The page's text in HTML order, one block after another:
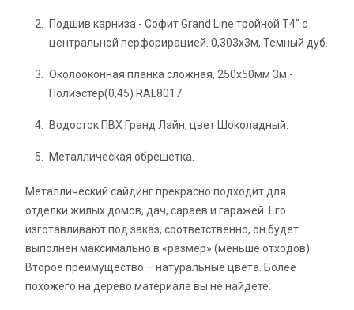
Подшив карниза - Софит Grand Line тройной Т4" с
центральной перфорирацией. 0,303х3м, Темный дуб.
Околооконная планка сложная, 250х50мм 3м -
Полиэстер(0,45) RAL8017.
Водосток ПВХ Гранд Лайн, цвет Шоколадный.
Металлическая обрешетка.
Металлический сайдинг прекрасно подходит для
отделки жилых домов, дач, сараев и гаражей. Его
изготавливают под заказ, соответственно, он будет
выполнен максимально в «размер» (меньше отходов).
Второе преимущество – натуральные цвета. Более
похожего на дерево материала вы не найдете.